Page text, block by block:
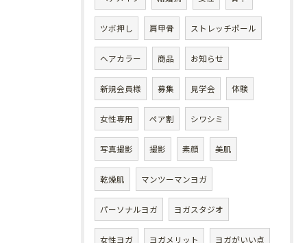
ツボ押し 肩甲骨 ストレッチポール
ヘアカラー 商品 お知らせ
新規会員様 募集 見学会 体験
女性専用 ペア割 シワシミ
写真撮影 撮影 素顔 美肌
乾燥肌 マンツーマンヨガ
パーソナルヨガ ヨガスタジオ
女性ヨガ ヨガメリット ヨガがいい点